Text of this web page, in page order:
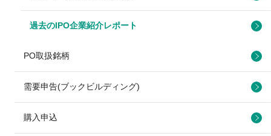
過去のIPO企業紹介レポート
PO取扱銘柄
需要申告(ブックビルディング)
購入申込